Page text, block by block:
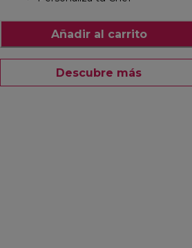
Añadir al carrito
Descubre más